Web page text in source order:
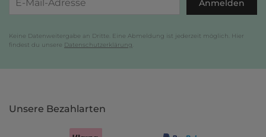
Anmelden
Keine Datenweitergabe an Dritte. Eine Abmeldung ist jederzeit möglich. Hier
findest du unsere Datenschutzerklärung
Unsere Bezahlarten